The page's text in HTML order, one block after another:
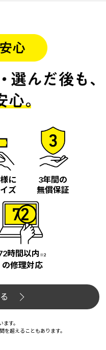
に
ズ
3年間の
無償保証
時間以内 ※2
の修理対応
す。
超えることもあります。